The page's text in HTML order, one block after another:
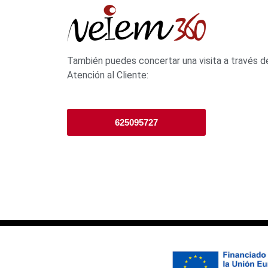
También puedes concertar una visita a través
Atención al Cliente:
625095727